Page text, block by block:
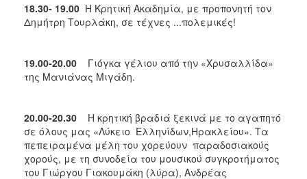
18.30- 19.00 Η Κρητική Ακαδημία, με προπονητή τον
Δημήτρη Τουρλάκη, σε τέχνες ...πολεμικές!
19.00-20.00 Γιόγκα γέλιου από την «Χρυσαλλίδα»
της Μανιάνας Μιγάδη.
20.00-20.30 Η κρητική βραδιά ξεκινά με το αγαπητό
σε όλους μας «Λύκειο Ελληνίδων,Ηρακλείου». Τα
πεπειραμένα μέλη του χορεύουν παραδοσιακούς
χορούς, με τη συνοδεία του μουσικού συγκροτήματος
του Γιώργου Γιακουμάκη (λύρα), Ανδρέας